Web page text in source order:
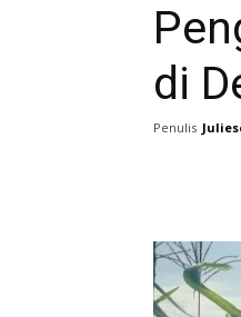
di
Penulis